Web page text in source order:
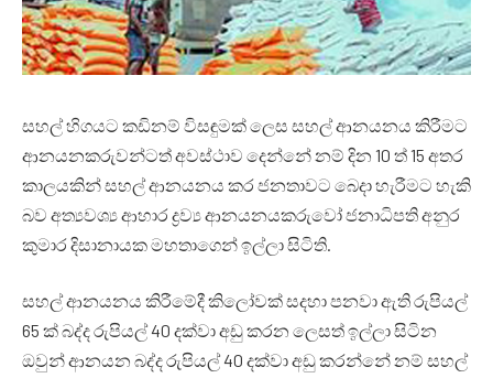
සහල් හිගයට කඩිනම් විසඳුමක් ලෙස සහල් ආනයනය කිරීමට
ආනයනකරුවන්ටත් අවස්ථාව දෙන්නේ නම් දින 10 ත් 15 අතර
කාලයකින් සහල් ආනයනය කර ජනතාවට බෙදා හැරීමට හැකි
බව අත්‍යවශ්‍ය ආහාර ද්‍රව්‍ය ආනයනයකරුවෝ ජනාධිපති අනුර
කුමාර දිසානායක මහතාගෙන් ඉල්ලා සිටිති.
සහල් ආනයනය කිරීමේදී කිලෝවක් සදහා පනවා ඇති රුපියල්
65 ක් බද්ද රුපියල් 40 දක්වා අඩු කරන ලෙසත් ඉල්ලා සිටින
ඔවුන් ආනයන බද්ද රුපියල් 40 දක්වා අඩු කරන්නේ නම් සහල්